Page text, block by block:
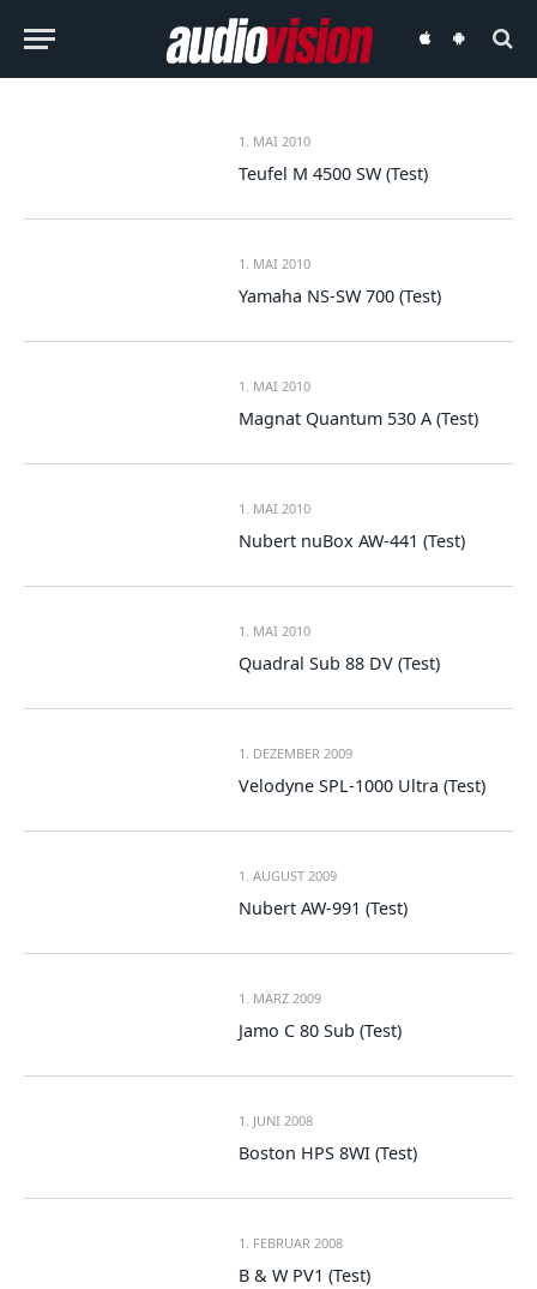
audiovisionaudiovision
1. MAI 2010
Teufel M 4500 SW (Test)
1. MAI 2010
Yamaha NS-SW 700 (Test)
1. MAI 2010
Magnat Quantum 530 A (Test)
1. MAI 2010
Nubert nuBox AW-441 (Test)
1. MAI 2010
Quadral Sub 88 DV (Test)
1. DEZEMBER 2009
Velodyne SPL-1000 Ultra (Test)
1. AUGUST 2009
Nubert AW-991 (Test)
1. MÄRZ 2009
Jamo C 80 Sub (Test)
1. JUNI 2008
Boston HPS 8WI (Test)
1. FEBRUAR 2008
B & W PV1 (Test)